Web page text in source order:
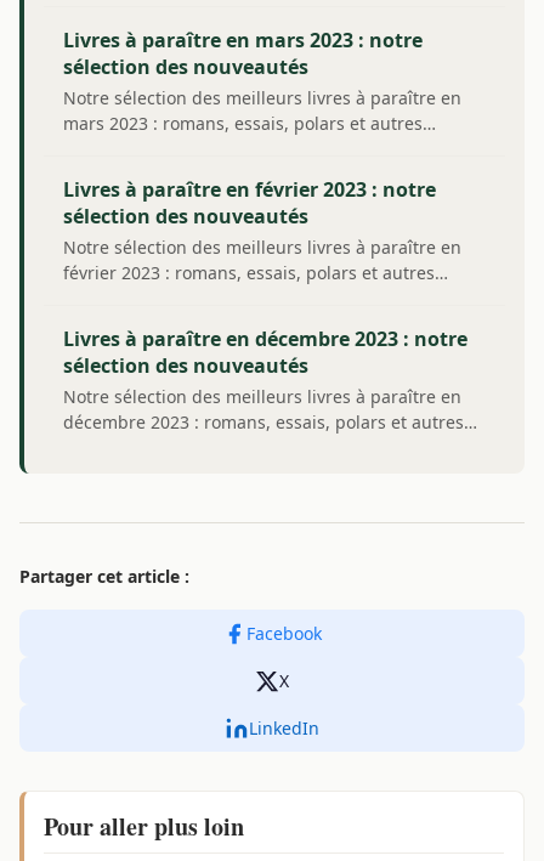
Livres à paraître en mars 2023 : notre
sélection des nouveautés
Notre sélection des meilleurs livres à paraître en
mars 2023 : romans, essais, polars et autres…
Livres à paraître en février 2023 : notre
sélection des nouveautés
Notre sélection des meilleurs livres à paraître en
février 2023 : romans, essais, polars et autres…
Livres à paraître en décembre 2023 : notre
sélection des nouveautés
Notre sélection des meilleurs livres à paraître en
décembre 2023 : romans, essais, polars et autres…
Partager cet article :
Facebook
X
LinkedIn
Pour aller plus loin